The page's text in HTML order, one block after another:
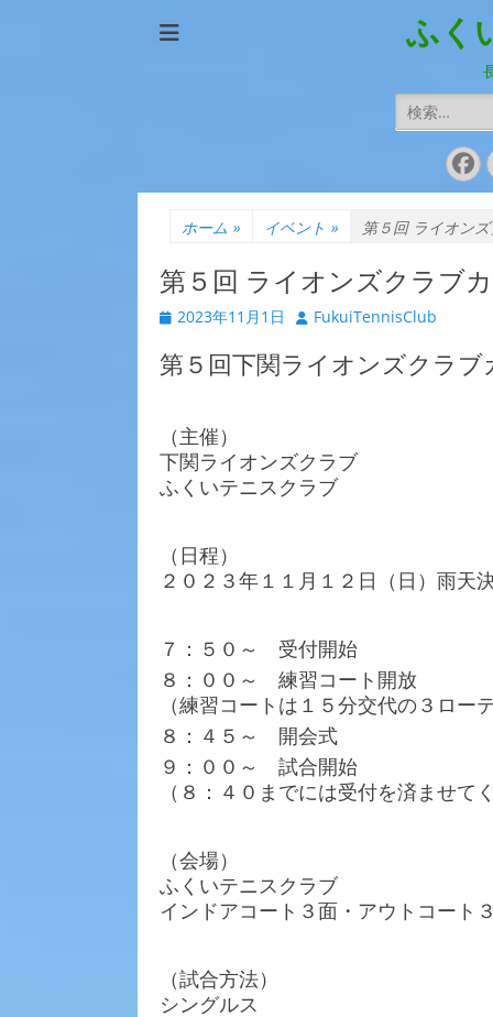
ふく
検
索:
ホーム » イベント » 第５回 ライオン
第５回 ライオンズクラブ
投
日
2023年11月1日
投
者
FukuiTennisClub
第５回下関ライオンズクラブ
（主催）
下関ライオンズクラブ
ふくいテニスクラブ
（日程）
２０２３年１１月１２日（日）雨天
７：５０～ 受付開始
８：００～ 練習コート開放
（練習コートは１５分交代の３ロー
８：４５～ 開会式
９：００～ 試合開始
（８：４０までには受付を済ませて
（会場）
ふくいテニスクラブ
インドアコート３面・アウトコート
（試合方法）
シングルス